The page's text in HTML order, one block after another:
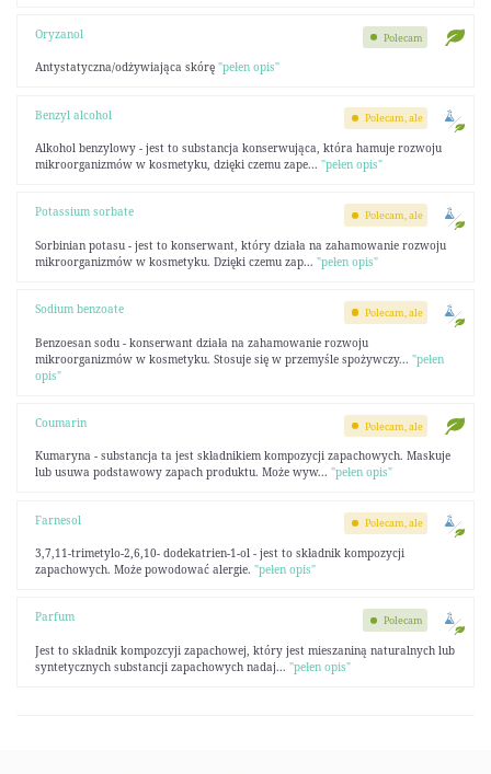
Oryzanol
Antystatyczna/odżywiająca skórę "pełen opis"
Polecam
Benzyl alcohol
Alkohol benzylowy - jest to substancja konserwująca, która hamuje rozwoju
mikroorganizmów w kosmetyku, dzięki czemu zape... "pełen opis"
Polecam, ale
Potassium sorbate
Sorbinian potasu - jest to konserwant, który działa na zahamowanie rozwoju
mikroorganizmów w kosmetyku. Dzięki czemu zap... "pełen opis"
Polecam, ale
Sodium benzoate
Benzoesan sodu - konserwant działa na zahamowanie rozwoju
mikroorganizmów w kosmetyku. Stosuje się w przemyśle spożywczy... "pełen
opis"
Polecam, ale
Coumarin
Kumaryna - substancja ta jest składnikiem kompozycji zapachowych. Maskuje
lub usuwa podstawowy zapach produktu. Może wyw... "pełen opis"
Polecam, ale
Farnesol
3,7,11-trimetylo-2,6,10- dodekatrien-1-ol - jest to składnik kompozycji
zapachowych. Może powodować alergie. "pełen opis"
Polecam, ale
Parfum
Jest to składnik kompozcyji zapachowej, który jest mieszaniną naturalnych lub
syntetycznych substancji zapachowych nadaj... "pełen opis"
Polecam